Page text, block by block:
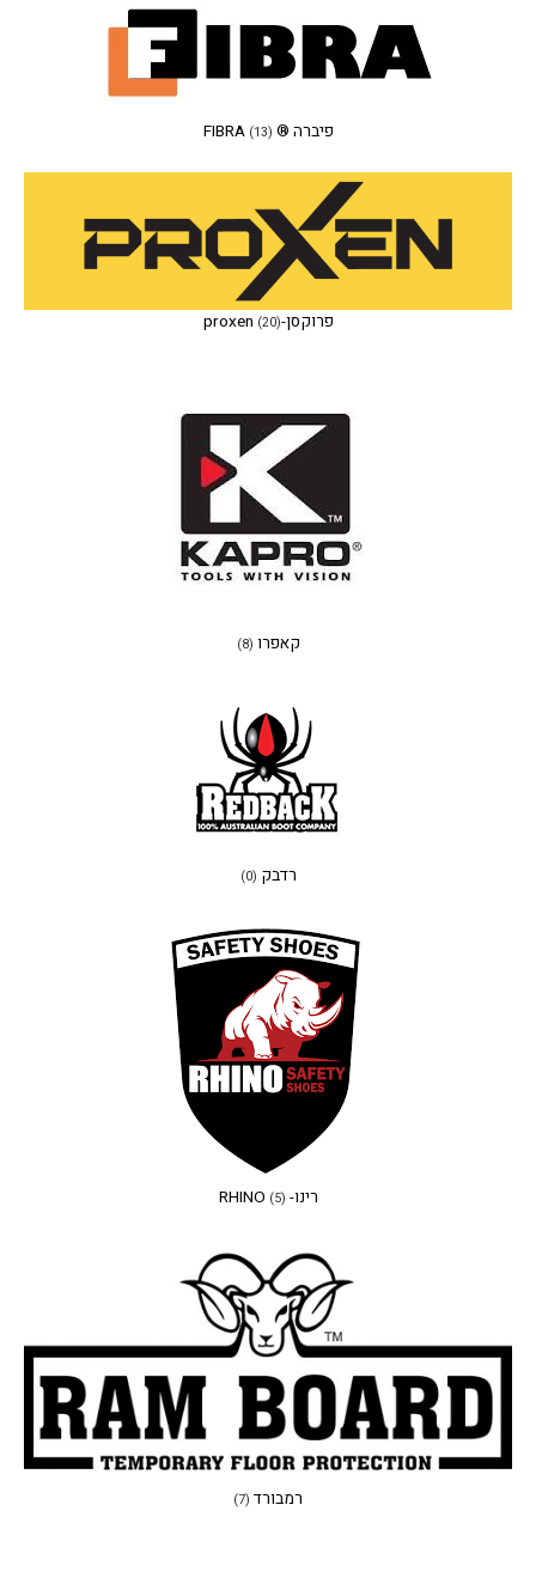
פיברה ® FIBRA (13)
פרוקסן-proxen(20)
קאפרו (8)
רדבק (0)
רינו- RHINO (5)
רמבורד (7)